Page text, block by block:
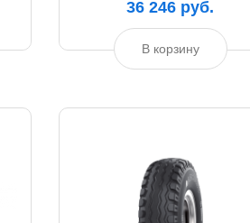
36 246 руб.
В корзину